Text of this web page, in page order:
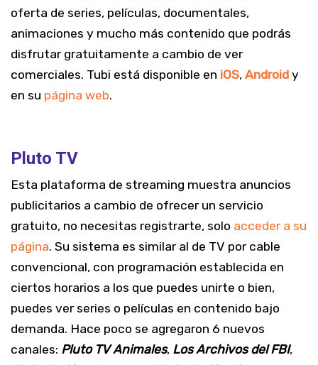
oferta de series, películas, documentales,
animaciones y mucho más contenido que podrás
disfrutar gratuitamente a cambio de ver
comerciales. Tubi está disponible en iOS, Android y
en su página web.
Pluto TV
Esta plataforma de streaming muestra anuncios
publicitarios a cambio de ofrecer un servicio
gratuito, no necesitas registrarte, solo acceder a su
página. Su sistema es similar al de TV por cable
convencional, con programación establecida en
ciertos horarios a los que puedes unirte o bien,
puedes ver series o películas en contenido bajo
demanda. Hace poco se agregaron 6 nuevos
canales: Pluto TV Animales, Los Archivos del FBI,